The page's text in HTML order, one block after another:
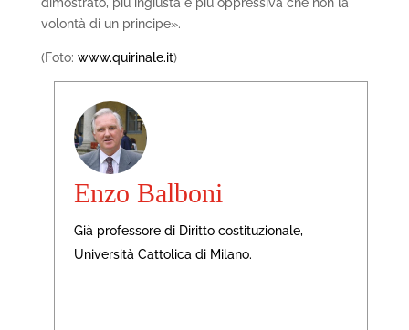
dimostrato, più ingiusta e più oppressiva che non la
volontà di un principe».
(Foto: www.quirinale.it)
Enzo Balboni
Già professore di Diritto costituzionale,
Università Cattolica di Milano.